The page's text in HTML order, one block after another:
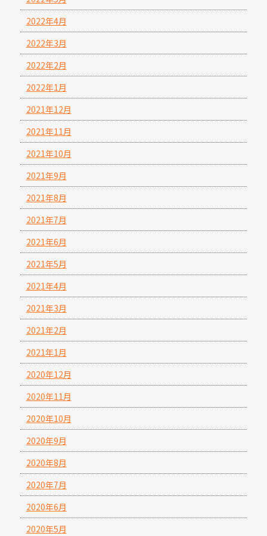
2022年4月
2022年3月
2022年2月
2022年1月
2021年12月
2021年11月
2021年10月
2021年9月
2021年8月
2021年7月
2021年6月
2021年5月
2021年4月
2021年3月
2021年2月
2021年1月
2020年12月
2020年11月
2020年10月
2020年9月
2020年8月
2020年7月
2020年6月
2020年5月